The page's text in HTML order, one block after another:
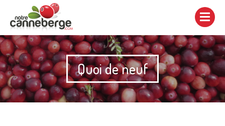
Afficher/cacher
navigation
Quoi de neuf